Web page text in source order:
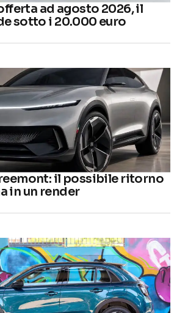
ad agosto 2026, il
sotto i 20.000 euro
il possibile ritorno
in un render